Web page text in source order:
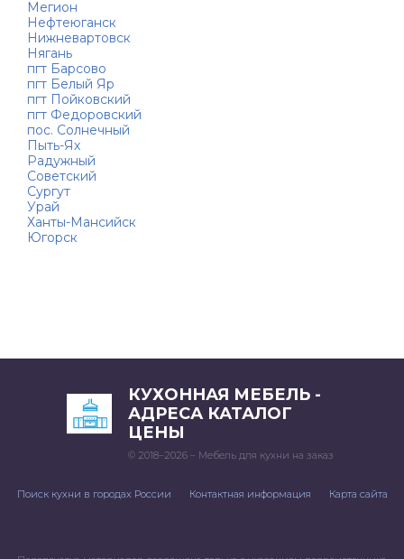
Мегион
Нефтеюганск
Нижневартовск
Нягань
пгт Барсово
пгт Белый Яр
пгт Пойковский
пгт Федоровский
пос. Солнечный
Пыть-Ях
Радужный
Советский
Сургут
Урай
Ханты-Мансийск
Югорск
КУХОННАЯ МЕБЕЛЬ -
АДРЕСА КАТАЛОГ
ЦЕНЫ
© 2018–2026 – Мебель для кухни на заказ
Поиск кухни в городах России Контактная информация Карта сайта